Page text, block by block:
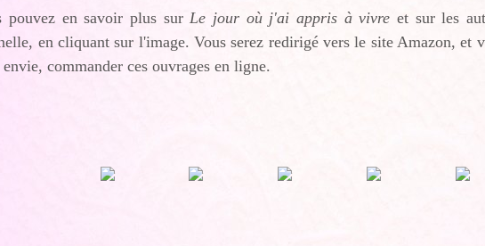
pouvez en savoir plus sur Le jour où j'ai appris à vivre et sur les
en cliquant sur l'image. Vous serez redirigé vers le site Amazon, et
envie, commander ces ouvrages en ligne.